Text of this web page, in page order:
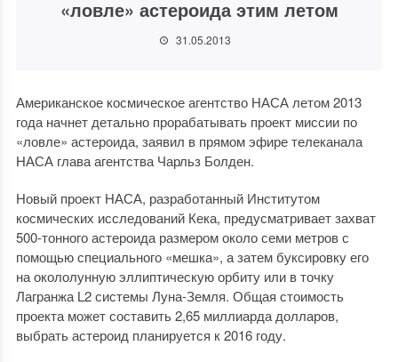
«ловле» астероида этим летом
31.05.2013
Американское космическое агентство НАСА летом 2013
года начнет детально прорабатывать проект миссии по
«ловле» астероида, заявил в прямом эфире телеканала
НАСА глава агентства Чарльз Болден.
Новый проект НАСА, разработанный Институтом
космических исследований Кека, предусматривает захват
500-тонного астероида размером около семи метров с
помощью специального «мешка», а затем буксировку его
на окололунную эллиптическую орбиту или в точку
Лагранжа L2 системы Луна-Земля. Общая стоимость
проекта может составить 2,65 миллиарда долларов,
выбрать астероид планируется к 2016 году.